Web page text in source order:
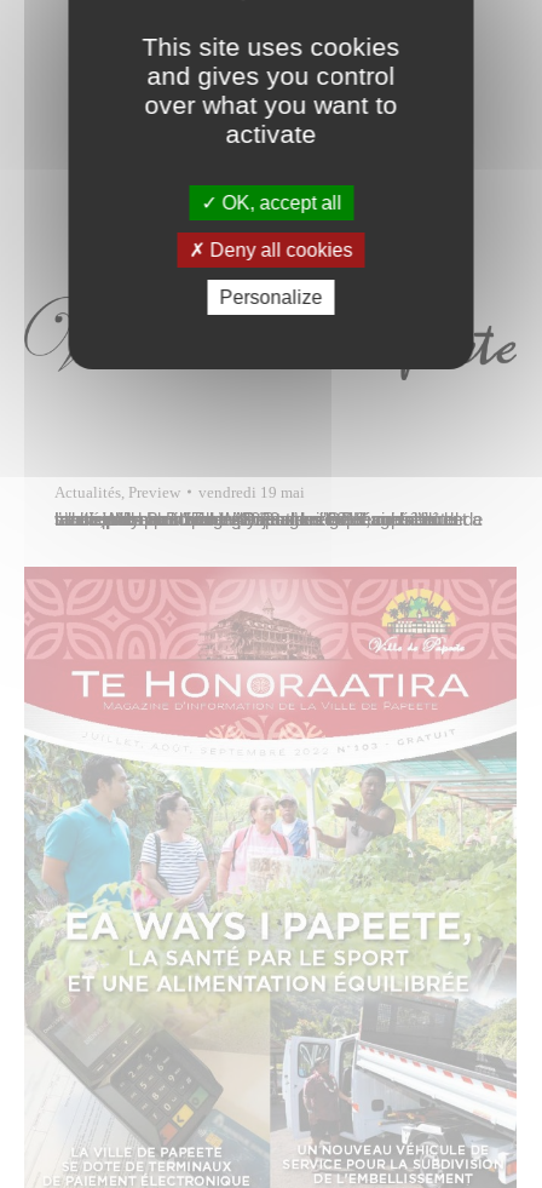
Actualités Preview vendredi 19 mai
Le conseil municipal de Papeete s’est réuni à l’hôtel de ville le mercredi 17 mai 2023 sous la présidence du maire, Michel Buillard. Aménagement d’un plateau multisports au stade Willy-BambridgeLe conseil municipal approuve un projet de réaménagement de l’ancien centre d’hébergement de l’OPH voisin du stade Willy-Bambridge. Démoli en 2019, ce bâtiment a laissé place…
This site uses cookies
and gives you control
over what you want to
activate
OK, accept all
Deny all cookies
Personalize